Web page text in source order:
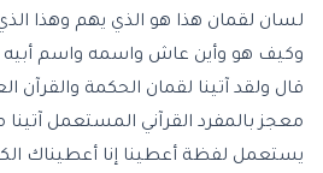
لسان لقمان هذا هو الذي يهم وهذا
وكيف هو وأين عاش واسمه واسم أبيه
قال ولقد آتينا لقمان الحكمة والقرآن
معجز بالمفرد القرآني المستعمل آتينا
يستعمل لفظة أعطينا إنا أعطيناك